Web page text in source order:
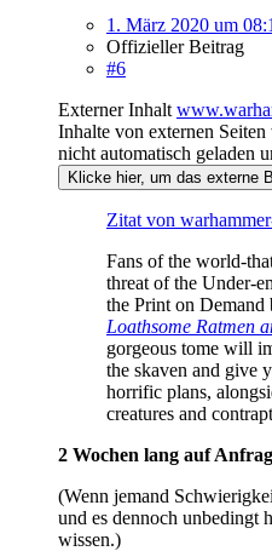
1. März 2020 um
Offizieller Beitrag
#6
Externer Inhalt
Inhalte von externen
nicht automatisch geladen
Klicke hier, um das externe
Zitat von
Fans of the world-
threat of the Under-
the Print on
Loathsome Ratmen
gorgeous tome will
the skaven and give
horrific plans,
creatures and
2 Wochen lang auf
(Wenn jemand
und es dennoch unbedingt
wissen.)